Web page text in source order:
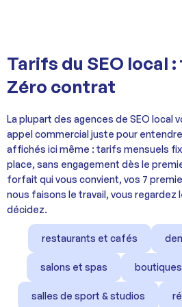
Tarifs du SEO local
Zéro contrat
La plupart des agences de SEO local
appel commercial juste pour
affichés ici même : tarifs mensuels
place, sans engagement dès le
forfait qui vous convient, vos 7
nous faisons le travail, vous regardez
décidez.
restaurants et cafés
salons et spas
salles de sport & studios